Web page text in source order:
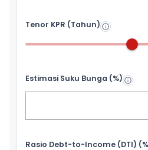
Tenor KPR (Tahun)
Estimasi Suku Bunga (%)
Rasio Debt-to-Income (DTI)